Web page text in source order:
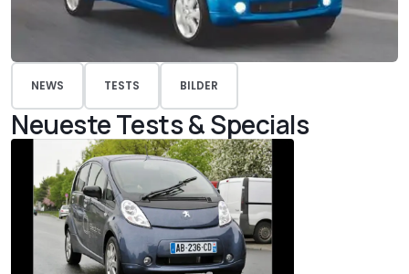
NEWS TESTS BILDER
Neueste Tests & Specials